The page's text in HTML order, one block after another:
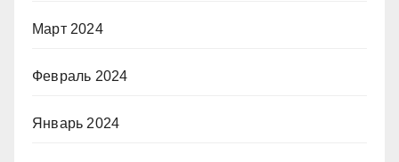
Март 2024
Февраль 2024
Январь 2024